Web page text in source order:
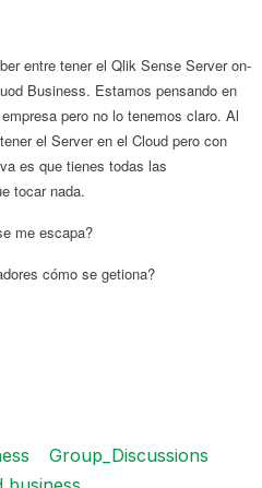
entre tener el Qlik Sense Server on-
Business. Estamos pensando en
pero no lo tenemos claro. Al
el Server en el Cloud pero con
es que tienes todas las
tocar nada.
me escapa?
cómo se getiona?
Group_Discussions